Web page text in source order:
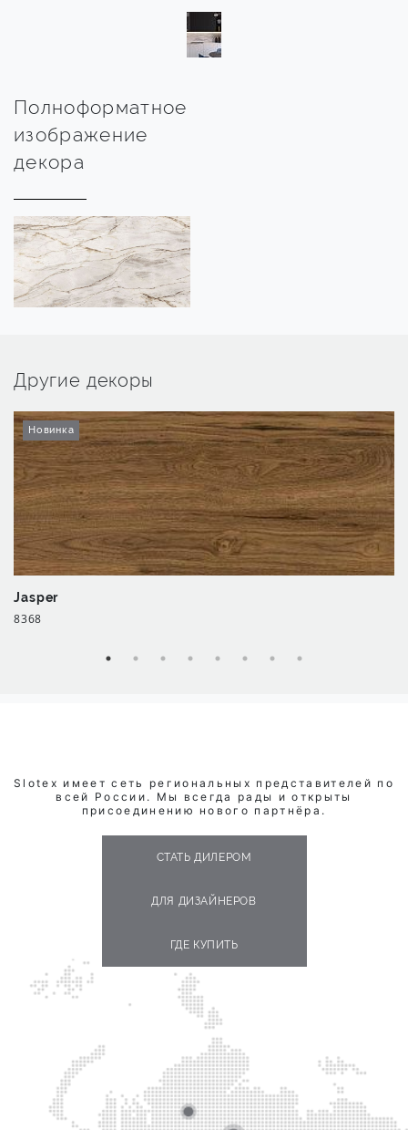
Полноформатное
изображение
декора
Другие декоры
Новинка
Jasper
8368
Slotex имеет сеть региональных представителей по
всей России. Мы всегда рады и открыты
присоединению нового партнёра.
СТАТЬ ДИЛЕРОМ
ДЛЯ ДИЗАЙНЕРОВ
ГДЕ КУПИТЬ